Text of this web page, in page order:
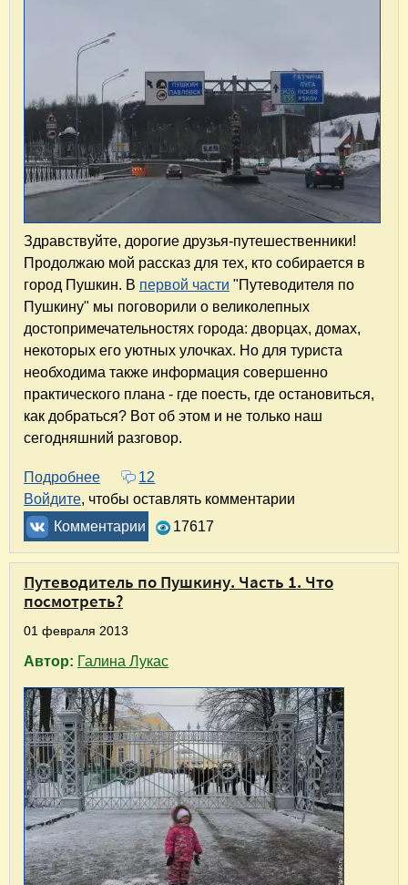
Здравствуйте, дорогие друзья-путешественники!
Продолжаю мой рассказ для тех, кто собирается в
город Пушкин. В первой части "Путеводителя по
Пушкину" мы поговорили о великолепных
достопримечательностях города: дворцах, домах,
некоторых его уютных улочках. Но для туриста
необходима также информация совершенно
практического плана - где поесть, где остановиться,
как добраться? Вот об этом и не только наш
сегодняшний разговор.
Подробнее о Путеводитель по Пушкину. Часть 2. Где
12
Войдите, чтобы оставлять комментарии
Комментарии
17617
Путеводитель по Пушкину. Часть 1. Что
посмотреть?
01 февраля 2013
Автор: Галина Лукас